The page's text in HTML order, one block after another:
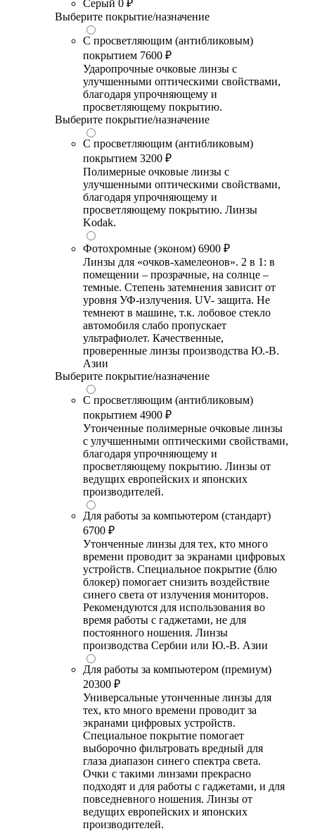
Серый 0 ₽
Выберите покрытие/назначение
С просветляющим (антибликовым)
покрытием 7600 ₽
Ударопрочные очковые линзы с
улучшенными оптическими свойствами,
благодаря упрочняющему и
просветляющему покрытию.
Выберите покрытие/назначение
С просветляющим (антибликовым)
покрытием 3200 ₽
Полимерные очковые линзы с
улучшенными оптическими свойствами,
благодаря упрочняющему и
просветляющему покрытию. Линзы
Kodak.
Фотохромные (эконом) 6900 ₽
Линзы для «очков-хамелеонов». 2 в 1: в
помещении – прозрачные, на солнце –
темные. Степень затемнения зависит от
уровня УФ-излучения. UV- защита. Не
темнеют в машине, т.к. лобовое стекло
автомобиля слабо пропускает
ультрафиолет. Качественные,
проверенные линзы производства Ю.-В.
Азии
Выберите покрытие/назначение
С просветляющим (антибликовым)
покрытием 4900 ₽
Утонченные полимерные очковые линзы
с улучшенными оптическими свойствами,
благодаря упрочняющему и
просветляющему покрытию. Линзы от
ведущих европейских и японских
производителей.
Для работы за компьютером (стандарт)
6700 ₽
Утонченные линзы для тех, кто много
времени проводит за экранами цифровых
устройств. Специальное покрытие (блю
блокер) помогает снизить воздействие
синего света от излучения мониторов.
Рекомендуются для использования во
время работы с гаджетами, не для
постоянного ношения. Линзы
производства Сербии или Ю.-В. Азии
Для работы за компьютером (премиум)
20300 ₽
Универсальные утонченные линзы для
тех, кто много времени проводит за
экранами цифровых устройств.
Специальное покрытие помогает
выборочно фильтровать вредный для
глаза диапазон синего спектра света.
Очки с такими линзами прекрасно
подходят и для работы с гаджетами, и для
повседневного ношения. Линзы от
ведущих европейских и японских
производителей.